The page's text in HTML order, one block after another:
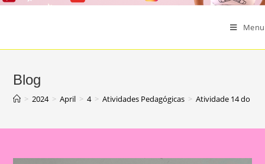
Menu
Blog
> 2024 > April > 4 > Atividades Pedagógicas > Atividade 14 do